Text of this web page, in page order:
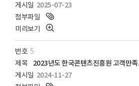
2025-07-23
5
2023년도 한국콘텐츠진흥원 고객만
2024-11-27